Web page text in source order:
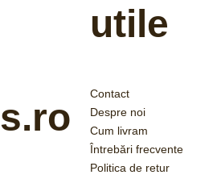
utile
Contact
Despre noi
Cum livram
Întrebări frecvente
Politica de retur